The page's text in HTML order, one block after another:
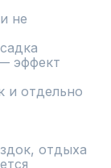
не
эффект
и отдельно
отдыха